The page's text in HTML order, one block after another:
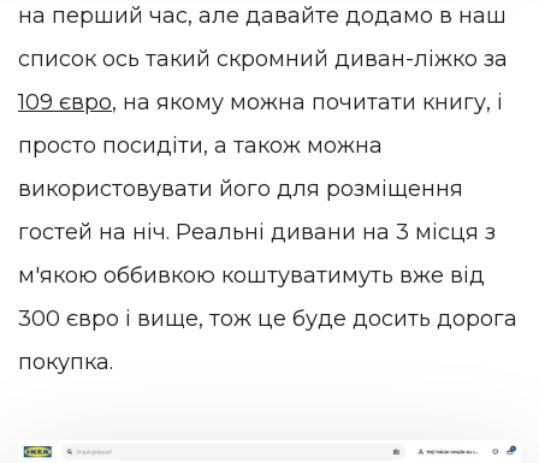
на перший час, але давайте додамо в наш
список ось такий скромний диван-ліжко за
109 євро, на якому можна почитати книгу, і
просто посидіти, а також можна
використовувати його для розміщення
гостей на ніч. Реальні дивани на 3 місця з
м'якою оббивкою коштуватимуть вже від
300 євро і вище, тож це буде досить дорога
покупка.